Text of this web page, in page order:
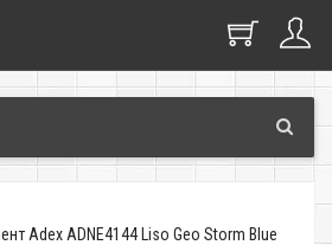
Adex ADNE4144 Liso Geo Storm Blue